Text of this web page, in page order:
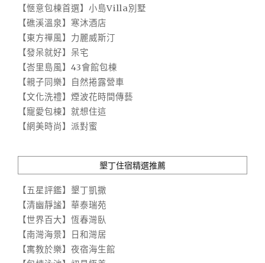
【愜意包棟首選】小島Villa別墅
【礁溪溫泉】寒沐酒店
【東方禪風】力麗威斯汀
【發呆就好】呆宅
【峇里島風】43會館包棟
【親子同樂】自然捲露營車
【文化洗禮】煙波花時間傳藝
【寵愛包棟】就想住這
【網美時尚】派對蜜
墾丁住宿精選推薦
【五星評鑑】墾丁凱撒
【清幽靜謐】華泰瑞苑
【世界百大】恆春灣臥
【南灣海景】日和灣居
【寓教於樂】夜宿海生館